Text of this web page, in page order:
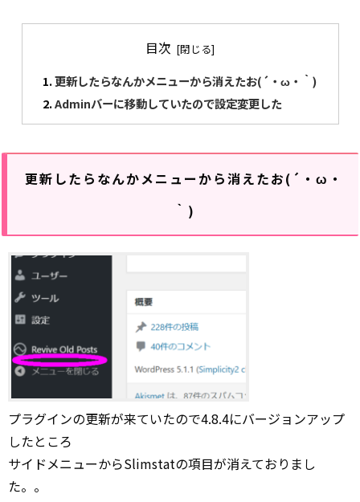
目次
更新したらなんかメニューから消えたお(´・ω・｀)
Adminバーに移動していたので設定変更した
更新したらなんかメニューから消えたお(´・ω・
｀)
プラグインの更新が来ていたので4.8.4にバージョンアップ
したところ
サイドメニューからSlimstatの項目が消えておりまし
た。。